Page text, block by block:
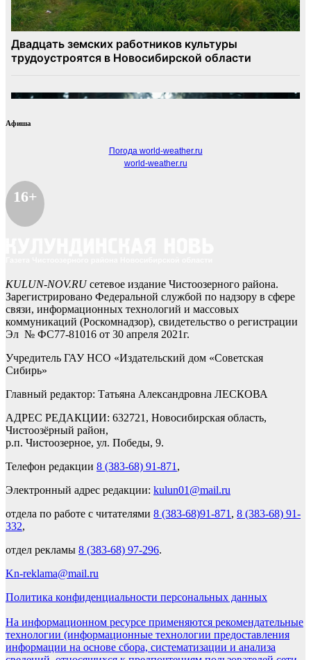
Афиша
Погода world-weather.ru
world-weather.ru
16+
KULUN-NOV.RUсетевое издание Чистоозерного района.
Зарегистрировано Федеральной службой по надзору в сфере
связи, информационных технологий и массовых
коммуникаций (Роскомнадзор), свидетельство о регистрации
Эл № ФС77-81016 от 30 апреля 2021г.
Учредитель ГАУ НСО «Издательский дом «Советская
Сибирь»
Главный редактор: Татьяна Александровна ЛЕСКОВА
АДРЕС РЕДАКЦИИ: 632721, Новосибирская область,
Чистоозёрный район,
р.п. Чистоозерное, ул. Победы, 9.
Телефон редакции 8 (383-68) 91-871 ,
Электронный адрес редакции: kulun01@mail.ru
отдела по работе с читателями 8 (383-68)91-871 , 8 (383-68) 91-
332,
отдел рекламы 8 (383-68) 97-296.
Kn-reklama@mail.ru
Политика конфиденциальности персональных данных
На информационном ресурсе применяются рекомендательные
технологии (информационные технологии предоставления
информации на основе сбора, систематизации и анализа